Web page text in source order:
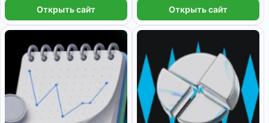
Открыть сайт Открыть сайт